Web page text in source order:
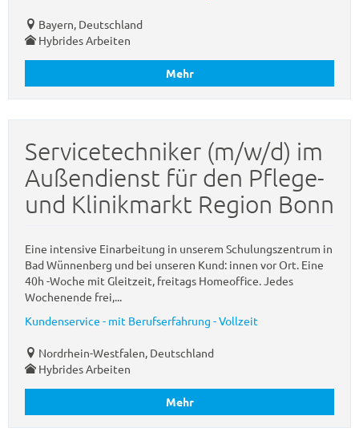
Bayern, Deutschland
Hybrides Arbeiten
Mehr
Servicetechniker (m/w/d) im
Außendienst für den Pflege-
und Klinikmarkt Region Bonn
Eine intensive Einarbeitung in unserem Schulungszentrum in
Bad Wünnenberg und bei unseren Kund: innen vor Ort. Eine
40h -Woche mit Gleitzeit, freitags Homeoffice. Jedes
Wochenende frei,...
Kundenservice - mit Berufserfahrung - Vollzeit
Nordrhein-Westfalen, Deutschland
Hybrides Arbeiten
Mehr